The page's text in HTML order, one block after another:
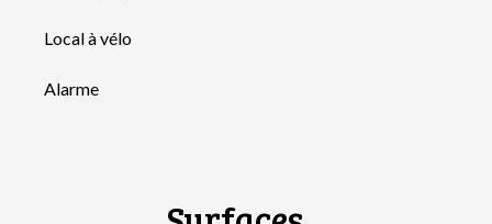
Local à vélo
Alarme